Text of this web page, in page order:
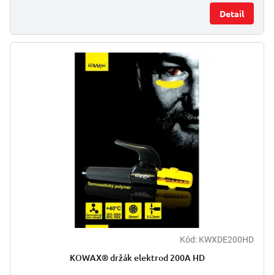
Detail
Kód: KWXDE200HD
KOWAX® držák elektrod 200A HD